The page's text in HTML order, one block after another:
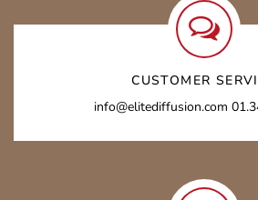
CUSTOMER
info@elitediffusion.com